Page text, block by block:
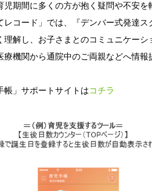
児期間に多くの方が抱く疑問や不安
レコード」では、『デンバー式発達
理解し、お子さまとのコミュニケー
療機関から通院中のご両親などへ情
」サポートサイトはコチラ